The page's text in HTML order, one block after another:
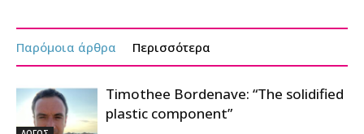
Παρόμοια άρθρα Περισσότερα
Timothee Bordenave: “The solidified
plastic component”